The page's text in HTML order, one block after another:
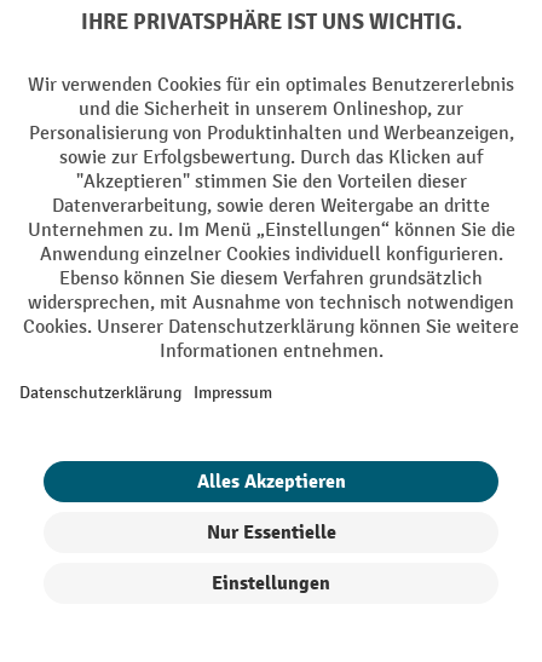
für den jeweiligen Arbeitsbereich gewährleistet ist, sind die
Sicherheitshandschuhe in diverse Schutzklassen unterteilt,
die die Widerstandsfähigkeit gegen bestimmte Gefahren
angeben. Je nach Modell, Schutz- und Anwendungsklasse
sowie geltender DIN schützen Schutzhandschuhe vor:
mechanischen Gefahren
Schnitt- und Stichverletzungen
chemischen Risiken
thermischer Einwirkung (Hitze und Kälte)
Verletzungen durch elektrische Spannung
Vibration
Gefährdungsbeurteilungvor Ort kann Aufschluss
Schutzklasse verpflichtend von Ihnen und Ihren